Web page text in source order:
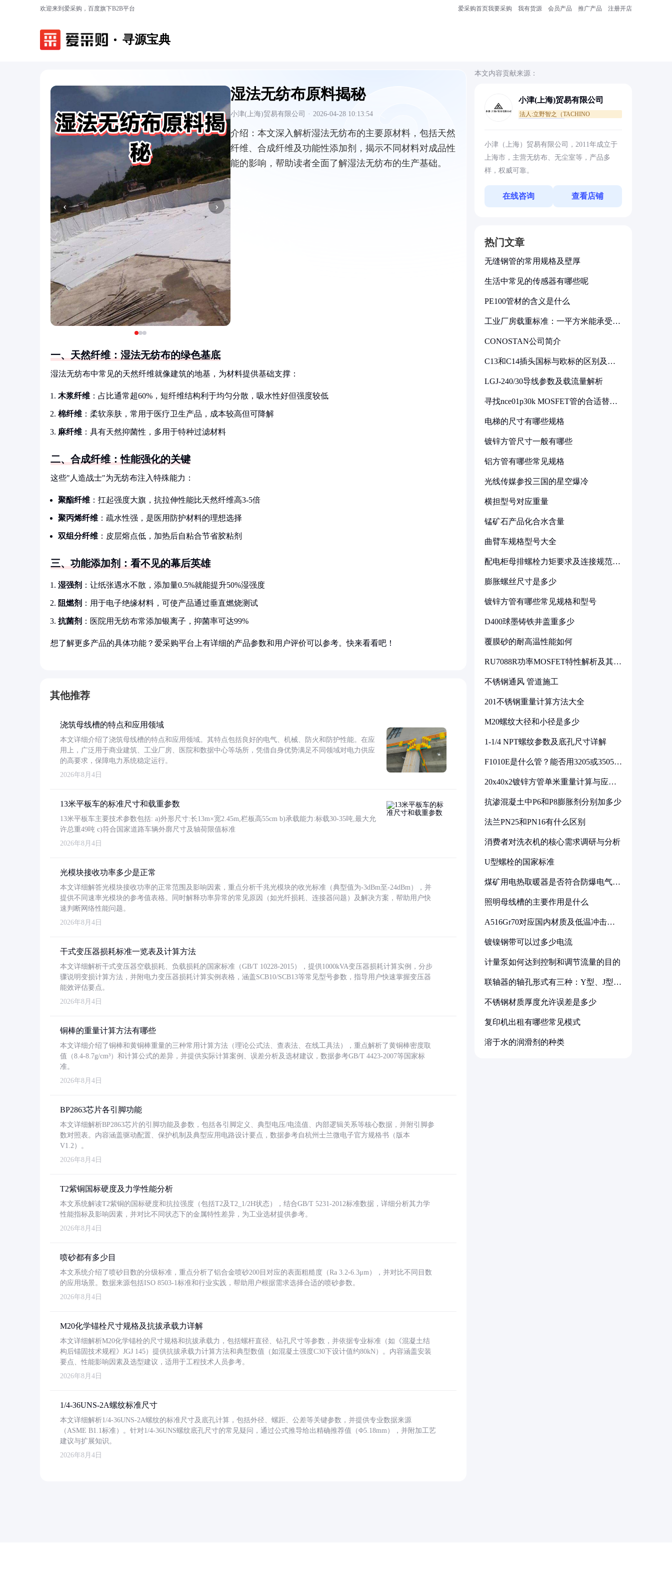
欢迎来到爱采购，百度旗下B2B平台 爱采购首页我要采购 我有货源 会员产品 推广产品 注册开店
寻源宝典
‹ ›
湿法无纺布原料揭秘
小津(上海)贸易有限公司 · 2026-04-28 10:13:54
介绍： 本文深入解析湿法无纺布的主要原材料，包括天然
纤维、合成纤维及功能性添加剂，揭示不同材料对成品性
能的影响，帮助读者全面了解湿法无纺布的生产基础。
一、天然纤维：湿法无纺布的绿色基底
湿法无纺布中常见的天然纤维就像建筑的地基，为材料提供基础支撑：
木浆纤维 ：占比通常超60%，短纤维结构利于均匀分散，吸水性好但强度较低
棉纤维 ：柔软亲肤，常用于医疗卫生产品，成本较高但可降解
麻纤维 ：具有天然抑菌性，多用于特种过滤材料
二、合成纤维：性能强化的关键
这些"人造战士"为无纺布注入特殊能力：
聚酯纤维 ：扛起强度大旗，抗拉伸性能比天然纤维高3-5倍
聚丙烯纤维 ：疏水性强，是医用防护材料的理想选择
双组分纤维 ：皮层熔点低，加热后自粘合节省胶粘剂
三、功能添加剂：看不见的幕后英雄
湿强剂 ：让纸张遇水不散，添加量0.5%就能提升50%湿强度
阻燃剂 ：用于电子绝缘材料，可使产品通过垂直燃烧测试
抗菌剂 ：医院用无纺布常添加银离子，抑菌率可达99%
想了解更多产品的具体功能？爱采购平台上有详细的产品参数和用户评价可以参考。快来看看吧！
其他推荐
浇筑母线槽的特点和应用领域
本文详细介绍了浇筑母线槽的特点和应用领域。其特点包括良好的电气、机械、防火和防护性能。在应
用上，广泛用于商业建筑、工业厂房、医院和数据中心等场所，凭借自身优势满足不同领域对电力供应
的高要求，保障电力系统稳定运行。
2026年8月4日
13米平板车的标准尺寸和载重参数
13米平板车主要技术参数包括: a)外形尺寸:长13m×宽2.45m,栏板高55cm b)承载能力:标载30-35吨,最大允
许总重49吨 c)符合国家道路车辆外廓尺寸及轴荷限值标准
2026年8月4日
光模块接收功率多少是正常
本文详细解答光模块接收功率的正常范围及影响因素，重点分析千兆光模块的收光标准（典型值为-3dBm至-24dBm），并
提供不同速率光模块的参考值表格。同时解释功率异常的常见原因（如光纤损耗、连接器问题）及解决方案，帮助用户快
速判断网络性能问题。
2026年8月4日
干式变压器损耗标准一览表及计算方法
本文详细解析干式变压器空载损耗、负载损耗的国家标准（GB/T 10228-2015），提供1000kVA变压器损耗计算实例，分步
骤说明变损计算方法，并附电力变压器损耗计算实例表格，涵盖SCB10/SCB13等常见型号参数，指导用户快速掌握变压器
能效评估要点。
2026年8月4日
铜棒的重量计算方法有哪些
本文详细介绍了铜棒和黄铜棒重量的三种常用计算方法（理论公式法、查表法、在线工具法），重点解析了黄铜棒密度取
值（8.4-8.7g/cm³）和计算公式的差异，并提供实际计算案例、误差分析及选材建议，数据参考GB/T 4423-2007等国家标
准。
2026年8月4日
BP2863芯片各引脚功能
本文详细解析BP2863芯片的引脚功能及参数，包括各引脚定义、典型电压/电流值、内部逻辑关系等核心数据，并附引脚参
数对照表。内容涵盖驱动配置、保护机制及典型应用电路设计要点，数据参考自杭州士兰微电子官方规格书（版本
V1.2）。
2026年8月4日
T2紫铜国标硬度及力学性能分析
本文系统解读T2紫铜的国标硬度和抗拉强度（包括T2及T2_1/2H状态），结合GB/T 5231-2012标准数据，详细分析其力学
性能指标及影响因素，并对比不同状态下的金属特性差异，为工业选材提供参考。
2026年8月4日
喷砂都有多少目
本文系统介绍了喷砂目数的分级标准，重点分析了铝合金喷砂200目对应的表面粗糙度（Ra 3.2-6.3μm），并对比不同目数
的应用场景。数据来源包括ISO 8503-1标准和行业实践，帮助用户根据需求选择合适的喷砂参数。
2026年8月4日
M20化学锚栓尺寸规格及抗拔承载力详解
本文详细解析M20化学锚栓的尺寸规格和抗拔承载力，包括螺杆直径、钻孔尺寸等参数，并依据专业标准（如《混凝土结
构后锚固技术规程》JGJ 145）提供抗拔承载力计算方法和典型数值（如混凝土强度C30下设计值约80kN）。内容涵盖安装
要点、性能影响因素及选型建议，适用于工程技术人员参考。
2026年8月4日
1/4-36UNS-2A螺纹标准尺寸
本文详细解析1/4-36UNS-2A螺纹的标准尺寸及底孔计算，包括外径、螺距、公差等关键参数，并提供专业数据来源
（ASME B1.1标准）。针对1/4-36UNS螺纹底孔尺寸的常见疑问，通过公式推导给出精确推荐值（Φ5.18mm），并附加工艺
建议与扩展知识。
2026年8月4日
本文内容贡献来源：
小津(上海)贸易有限公司
法人:立野智之（TACHINO
小津（上海）贸易有限公司，2011年成立于
上海市，主营无纺布、无尘室等，产品多
样，权威可靠。
在线咨询 查看店铺
热门文章
无缝钢管的常用规格及壁厚
生活中常见的传感器有哪些呢
PE100管材的含义是什么
工业厂房载重标准：一平方米能承受多
CONOSTAN公司简介
C13和C14插头国标与欧标的区别及其
LGJ-240/30导线参数及载流量解析
寻找nce01p30k MOSFET管的合适替代
电梯的尺寸有哪些规格
镀锌方管尺寸一般有哪些
铝方管有哪些常见规格
光线传媒参投三国的星空爆冷
横担型号对应重量
锰矿石产品化合水含量
曲臂车规格型号大全
配电柜母排螺栓力矩要求及连接规范详
膨胀螺丝尺寸是多少
镀锌方管有哪些常见规格和型号
D400球墨铸铁井盖重多少
覆膜砂的耐高温性能如何
RU7088R功率MOSFET特性解析及其在
不锈钢通风 管道施工
201不锈钢重量计算方法大全
M20螺纹大径和小径是多少
1-1/4 NPT螺纹参数及底孔尺寸详解
F1010E是什么管？能否用3205或3505代
20x40x2镀锌方管单米重量计算与应用
抗渗混凝土中P6和P8膨胀剂分别加多少
法兰PN25和PN16有什么区别
消费者对洗衣机的核心需求调研与分析
U型螺栓的国家标准
煤矿用电热取暖器是否符合防爆电气设
照明母线槽的主要作用是什么
A516Gr70对应国内材质及低温冲击要
镀镍钢带可以过多少电流
计量泵如何达到控制和调节流量的目的
联轴器的轴孔形式有三种：Y型、J型、
不锈钢材质厚度允许误差是多少
复印机出租有哪些常见模式
溶于水的润滑剂的种类